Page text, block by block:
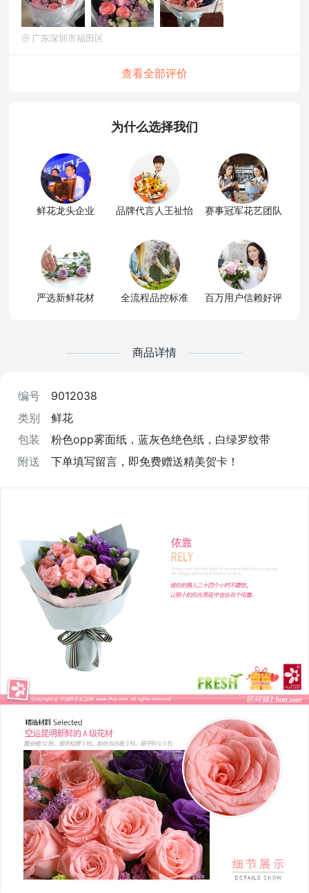
广东深圳市福田区
查看全部评价
为什么选择我们
鲜花龙头企业 品牌代言人王祉怡 赛事冠军花艺团队
严选新鲜花材 全流程品控标准 百万用户信赖好评
商品详情
编号
9012038
类别
鲜花
包装
粉色opp雾面纸，蓝灰色绝色纸，白绿罗纹带
附送
下单填写留言，即免费赠送精美贺卡！